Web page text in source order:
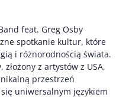
feat. Greg Osby
spotkanie kultur, które
i różnorodnością świata.
z artystów z USA,
przestrzeń
uniwersalnym językiem